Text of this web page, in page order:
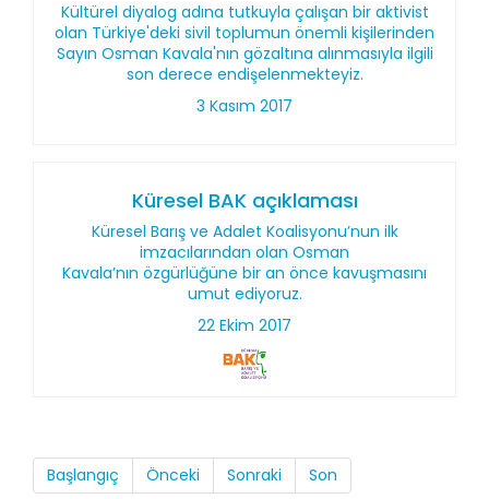
Kültürel diyalog adına tutkuyla çalışan bir aktivist
olan Türkiye'deki sivil toplumun önemli kişilerinden
Sayın Osman Kavala'nın gözaltına alınmasıyla ilgili
son derece endişelenmekteyiz.
3 Kasım 2017
Küresel BAK açıklaması
Küresel Barış ve Adalet Koalisyonu’nun ilk
imzacılarından olan Osman
Kavala’nın özgürlüğüne bir an önce kavuşmasını
umut ediyoruz.
22 Ekim 2017
Başlangıç Önceki Sonraki Son